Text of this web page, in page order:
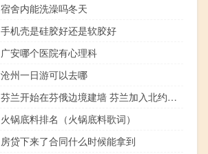
宿舍内能洗澡吗冬天
手机壳是硅胶好还是软胶好
广安哪个医院有心理科
沧州一日游可以去哪
芬兰开始在芬俄边境建墙 芬兰加入北约背后的欧洲困境
火锅底料排名（火锅底料歌词）
房贷下来了合同什么时候能拿到